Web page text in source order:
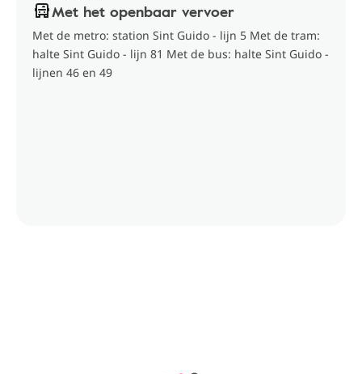
Met het openbaar vervoer
Met de metro: station Sint Guido - lijn 5 Met de tram:
halte Sint Guido - lijn 81 Met de bus: halte Sint Guido -
lijnen 46 en 49